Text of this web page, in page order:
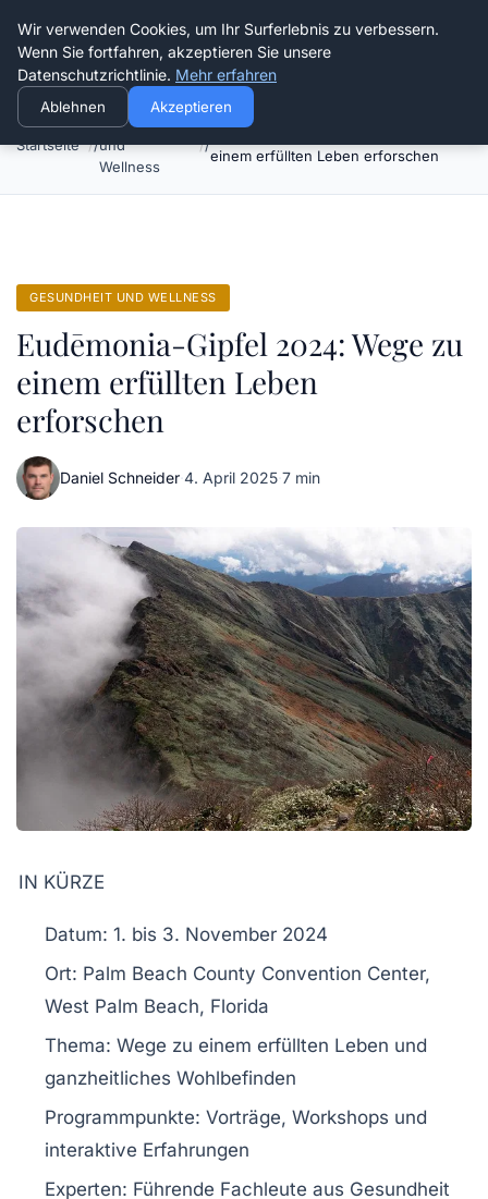
Die Schnitter
Startseite
Gesundheit
und
Wellness
einem erfüllten Leben erforschen
GESUNDHEIT UND WELLNESS
Eudēmonia-Gipfel 2024: Wege zu
einem erfüllten Leben
erforschen
Daniel Schneider·4. April 2025·7 min
IN KÜRZE
Datum: 1. bis 3. November 2024
Ort: Palm Beach County Convention Center,
West Palm Beach, Florida
Thema: Wege zu einem erfüllten Leben und
ganzheitliches Wohlbefinden
Programmpunkte: Vorträge, Workshops und
interaktive Erfahrungen
Experten: Führende Fachleute aus Gesundheit
Wir verwenden Cookies, um Ihr Surferlebnis zu verbessern.
Wenn Sie fortfahren, akzeptieren Sie unsere
Datenschutzrichtlinie. Mehr erfahren
Ablehnen Akzeptieren